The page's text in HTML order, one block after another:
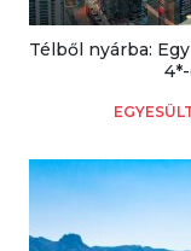
Télből nyárba: